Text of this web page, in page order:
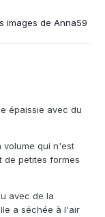
images de Anna59
épaissie avec du
volume qui n'est
de petites formes
avec de la
a séchée à l'air